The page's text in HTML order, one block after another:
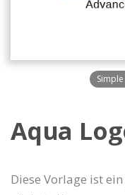
Aqua
Diese Vorlage ist